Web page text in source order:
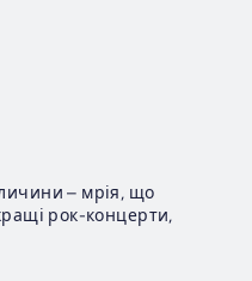
– мрія, що
рок-концерти,